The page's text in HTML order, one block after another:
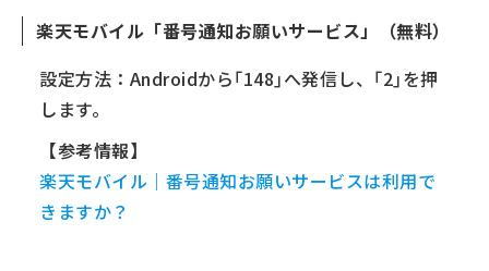
楽天モバイル「番号通知お願いサービス」（無料）
設定方法：Androidから｢148｣へ発信し、｢2｣を押
します。
【参考情報】
楽天モバイル｜番号通知お願いサービスは利用で
きますか？